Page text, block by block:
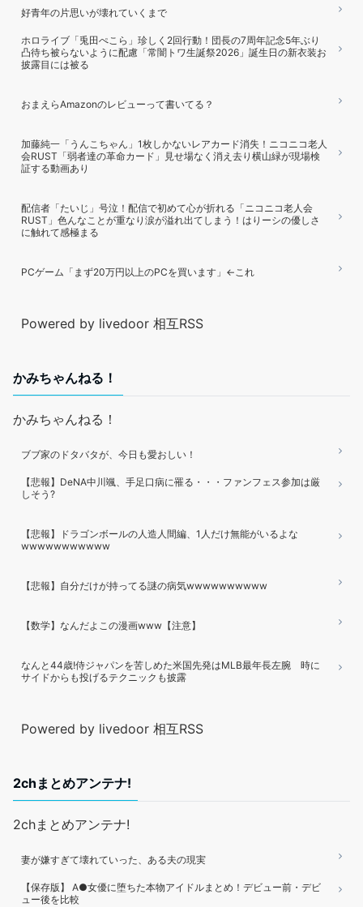
好青年の片思いが壊れていくまで
ホロライブ「兎田ぺこら」珍しく2回行動！団長の7周年記念5年ぶり
凸待ち被らないように配慮「常闇トワ生誕祭2026」誕生日の新衣装お
披露目には被る
おまえらAmazonのレビューって書いてる？
加藤純一「うんこちゃん」1枚しかないレアカード消失！ニコニコ老人
会RUST「弱者達の革命カード」見せ場なく消え去り横山緑が現場検
証する動画あり
配信者「たいじ」号泣！配信で初めて心が折れる「ニコニコ老人会
RUST」色んなことが重なり涙が溢れ出てしまう！はりーシの優しさ
に触れて感極まる
PCゲーム「まず20万円以上のPCを買います」←これ
Powered by livedoor 相互RSS
かみちゃんねる！
かみちゃんねる！
ブブ家のドタバタが、今日も愛おしい！
【悲報】DeNA中川颯、手足口病に罹る・・・ファンフェス参加は厳
しそう?
【悲報】ドラゴンボールの人造人間編、1人だけ無能がいるよな
wwwwwwwwwww
【悲報】自分だけが持ってる謎の病気wwwwwwwwww
【数学】なんだよこの漫画www【注意】
なんと44歳!侍ジャパンを苦しめた米国先発はMLB最年長左腕 時に
サイドからも投げるテクニックも披露
Powered by livedoor 相互RSS
2chまとめアンテナ!
2chまとめアンテナ!
妻が嫌すぎて壊れていった、ある夫の現実
【保存版】 A●女優に堕ちた本物アイドルまとめ！デビュー前・デビ
ュー後を比較